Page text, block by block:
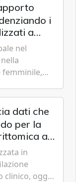
i
a
nel
femminile,
per la
a
in
clinico, oggi